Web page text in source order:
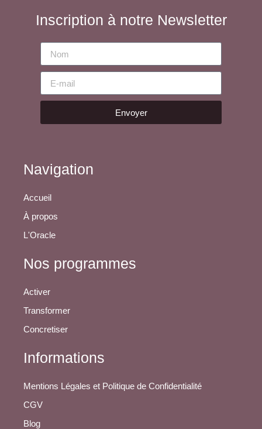
Inscription à notre Newsletter
Envoyer
Navigation
Accueil
À propos
L'Oracle
Nos programmes
Activer
Transformer
Concretiser
Informations
Mentions Légales et Politique de Confidentialité
CGV
Blog